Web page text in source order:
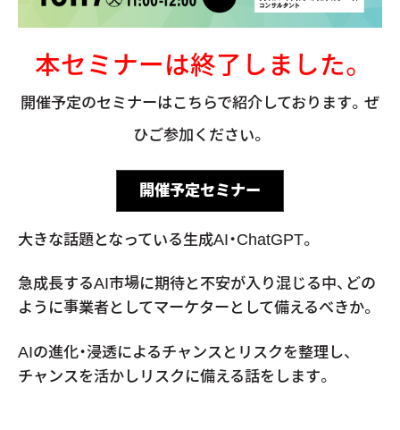
本セミナーは終了しました。
開催予定のセミナーはこちらで紹介しております。ぜ
ひご参加ください。
開催予定セミナー
大きな話題となっている生成AI・ChatGPT。
急成長するAI市場に期待と不安が入り混じる中、どの
ように事業者としてマーケターとして備えるべきか。
AIの進化・浸透によるチャンスとリスクを整理し、
チャンスを活かしリスクに備える話をします。